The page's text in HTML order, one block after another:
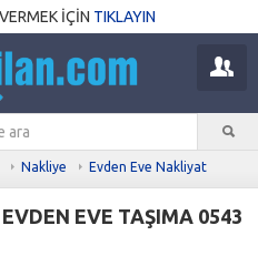
İÇİN TIKLAYIN
Nakliye Evden Eve Nakliyat
EVE TAŞIMA 0543